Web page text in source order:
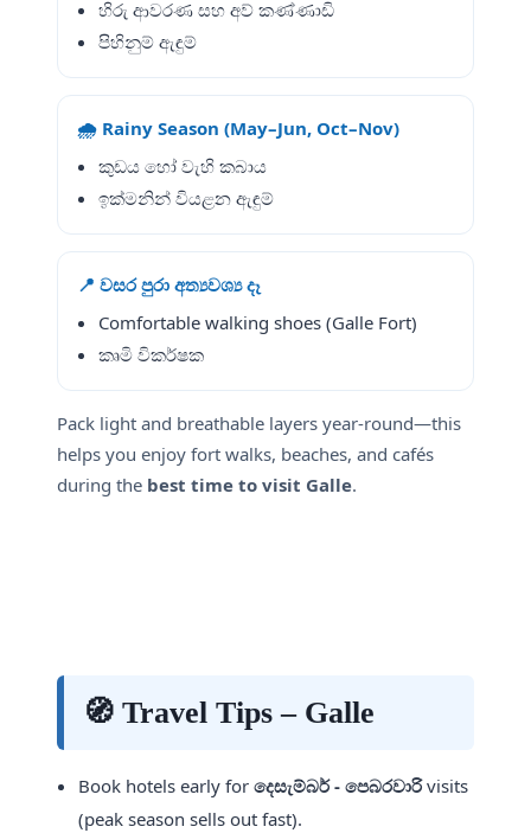
හිරු ආවරණ සහ අව් කණ්ණාඩි
පිහිනුම් ඇඳුම්
🌧️ Rainy Season (May–Jun, Oct–Nov)
කුඩය හෝ වැහි කබාය
ඉක්මනින් වියළන ඇඳුම්
📍 වසර පුරා අත්‍යවශ්‍ය දෑ
Comfortable walking shoes (Galle Fort)
කෘමි විකර්ෂක
Pack light and breathable layers year-round—this
helps you enjoy fort walks, beaches, and cafés
during the best time to visit Galle.
🧭 Travel Tips – Galle
Book hotels early for දෙසැම්බර් - පෙබරවාරිvisits
(peak season sells out fast).